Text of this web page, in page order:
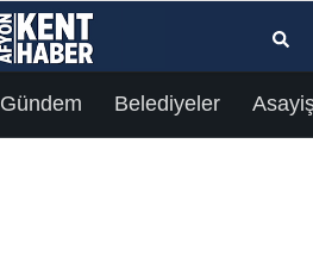
Gündem Belediyeler